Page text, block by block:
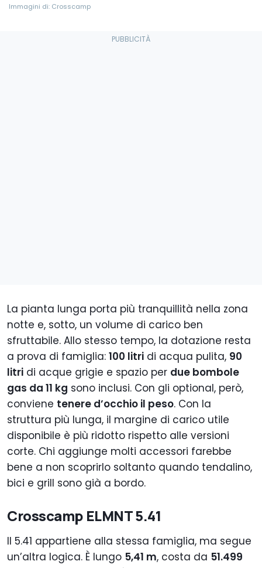
Immagini di: Crosscamp
La pianta lunga porta più tranquillità nella zona
notte e, sotto, un volume di carico ben
sfruttabile. Allo stesso tempo, la dotazione resta
a prova di famiglia: 100 litri di acqua pulita, 90
litri di acque grigie e spazio per due bombole
gas da 11 kg sono inclusi. Con gli optional, però,
conviene tenere d’occhio il peso. Con la
struttura più lunga, il margine di carico utile
disponibile è più ridotto rispetto alle versioni
corte. Chi aggiunge molti accessori farebbe
bene a non scoprirlo soltanto quando tendalino,
bici e grill sono già a bordo.
Crosscamp ELMNT 5.41
Il 5.41 appartiene alla stessa famiglia, ma segue
un’altra logica. È lungo 5,41 m, costa da 51.499